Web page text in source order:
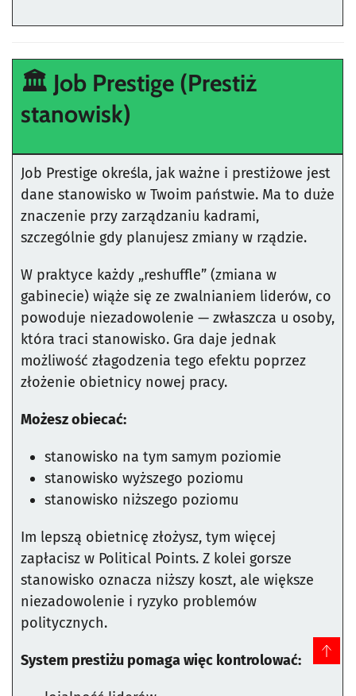
🏛️ Job Prestige (Prestiż
stanowisk)
Job Prestige określa, jak ważne i prestiżowe jest
dane stanowisko w Twoim państwie. Ma to duże
znaczenie przy zarządzaniu kadrami,
szczególnie gdy planujesz zmiany w rządzie.
W praktyce każdy „reshuffle” (zmiana w
gabinecie) wiąże się ze zwalnianiem liderów, co
powoduje niezadowolenie — zwłaszcza u osoby,
która traci stanowisko. Gra daje jednak
możliwość złagodzenia tego efektu poprzez
złożenie obietnicy nowej pracy.
Możesz obiecać:
stanowisko na tym samym poziomie
stanowisko wyższego poziomu
stanowisko niższego poziomu
Im lepszą obietnicę złożysz, tym więcej
zapłacisz w Political Points. Z kolei gorsze
stanowisko oznacza niższy koszt, ale większe
niezadowolenie i ryzyko problemów
politycznych.
System prestiżu pomaga więc kontrolować: